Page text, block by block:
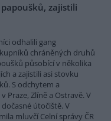
zajistili
odhalili gang
chráněných druhů
působící v několika
a zajistili asi stovku
S odchytem a
Praze, Zlíně a Ostravě. V
útočiště. V
mluvčí Celní správy ČR